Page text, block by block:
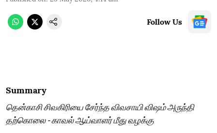
Follow Us
Summary
தென்காசி சிவகிரியை சேர்ந்த விவசாயி விஷம் அருந்தி
தற்கொலை - காவல் ஆய்வாளர் மீது வழக்கு